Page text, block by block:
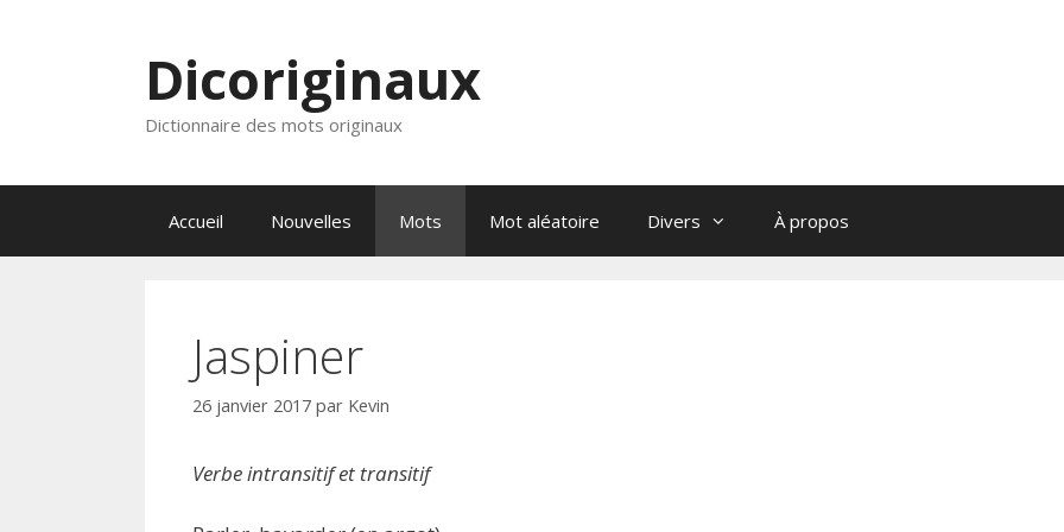
Dicoriginaux
Dictionnaire des mots originaux
Accueil Nouvelles Mots Mot aléatoire Divers À propos
Jaspiner
26 janvier 2017 par Kevin
Verbe intransitif et transitif